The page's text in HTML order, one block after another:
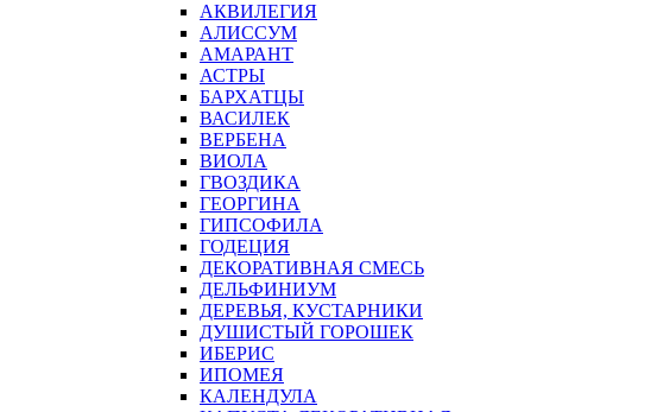
АКВИЛЕГИЯ
АЛИССУМ
АМАРАНТ
АСТРЫ
БАРХАТЦЫ
ВАСИЛЕК
ВЕРБЕНА
ВИОЛА
ГВОЗДИКА
ГЕОРГИНА
ГИПСОФИЛА
ГОДЕЦИЯ
ДЕКОРАТИВНАЯ СМЕСЬ
ДЕЛЬФИНИУМ
ДЕРЕВЬЯ, КУСТАРНИКИ
ДУШИСТЫЙ ГОРОШЕК
ИБЕРИС
ИПОМЕЯ
КАЛЕНДУЛА